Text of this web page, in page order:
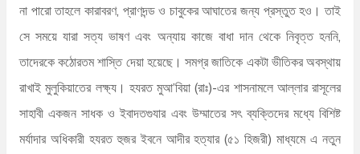
না পারো তাহলে কারাবরণ, প্রাণদন্ড ও চাবুকের আঘাতের জন্য প্রস্তুত হও। তাই
সে সময়ে যারা সত্য ভাষণ এবং অন্যায় কাজে বাধা দান থেকে নিবৃত্ত হননি,
তাদেরকে কঠোরতম শাস্তি দেয়া হয়েছে। সমগ্র জাতিকে একটা ভীতিকর অবস্থায়
রাখাই মুলুকিয়াতের লক্ষ্য। হযরত মুআ’বিয়া (রাঃ)-এর শাসনামলে আল্লার রাসূলের
সাহাবী একজন সাধক ও ইবাদতগুযার এবং উম্মাতের সৎ ব্যক্তিদের মধ্যে বিশিষ্ট
মর্যাদার অধিকারী হযরত হুজর ইবনে আদীর হত্যার (৫১ হিজরী) মাধ্যমে এ নতুন